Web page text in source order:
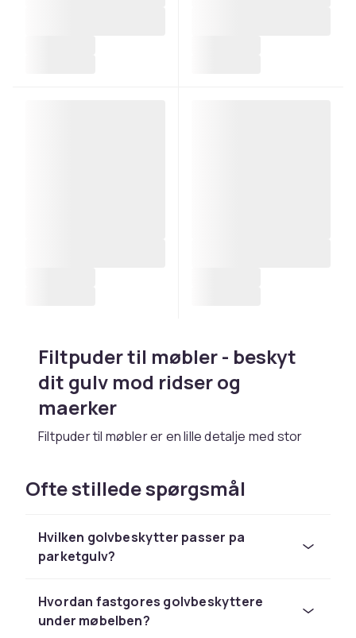
Filtpuder til møbler - beskyt
dit gulv mod ridser og
maerker
Filtpuder til møbler er en lille detalje med stor
der forhindrer ridser, maerker og
og fliser. Hos CDON finder du et bredt
sortiment af golvbeskyttere i filt, gummi og
plast til alle typer møbelben.
At beskytte golvet med møbelbeskyttere er
ogsa en smart okonomisk beslutning. Et
Ofte stillede spørgsmål
Hvilken golvbeskytter passer pa
parketgulv?
Hvordan fastgores golvbeskyttere
under møbelben?